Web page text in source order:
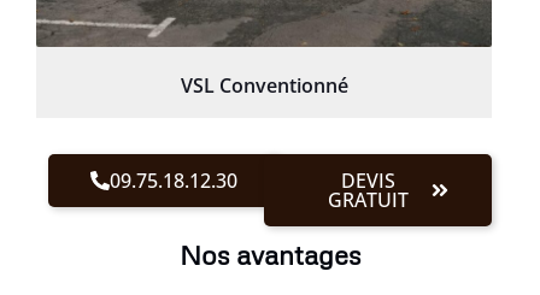
VSL Conventionné
09.75.18.12.30 DEVIS
GRATUIT
Nos avantages